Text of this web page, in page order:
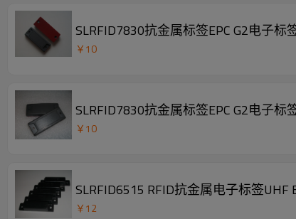
SLRFID7830抗金属标签EPC G2电子
￥10
SLRFID7830抗金属标签EPC G2电子
￥10
SLRFID6515 RFID抗金属电子标签UHF
￥12